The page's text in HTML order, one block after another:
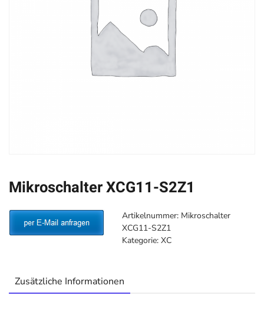
Mikroschalter XCG11-S2Z1
Artikelnummer: Mikroschalter
XCG11-S2Z1
Kategorie: XC
Zusätzliche Informationen